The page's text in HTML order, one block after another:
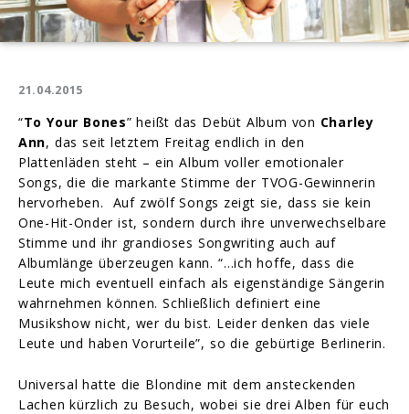
21.04.2015
“To Your Bones” heißt das Debüt Album von Charley
Ann, das seit letztem Freitag endlich in den
Plattenläden steht – ein Album voller emotionaler
Songs, die die markante Stimme der TVOG-Gewinnerin
hervorheben. Auf zwölf Songs zeigt sie, dass sie kein
One-Hit-Onder ist, sondern durch ihre unverwechselbare
Stimme und ihr grandioses Songwriting auch auf
Albumlänge überzeugen kann. “…ich hoffe, dass die
Leute mich eventuell einfach als eigenständige Sängerin
wahrnehmen können. Schließlich definiert eine
Musikshow nicht, wer du bist. Leider denken das viele
Leute und haben Vorurteile”, so die gebürtige Berlinerin.
Universal hatte die Blondine mit dem ansteckenden
Lachen kürzlich zu Besuch, wobei sie drei Alben für euch